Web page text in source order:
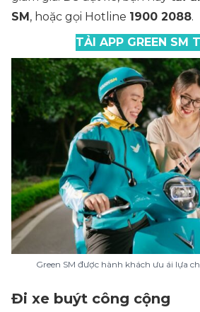
SM, hoặc gọi Hotline 1900 2088.
TẢI APP GREEN SM
Green SM được hành khách ưu ái lựa
Đi xe buýt công cộng